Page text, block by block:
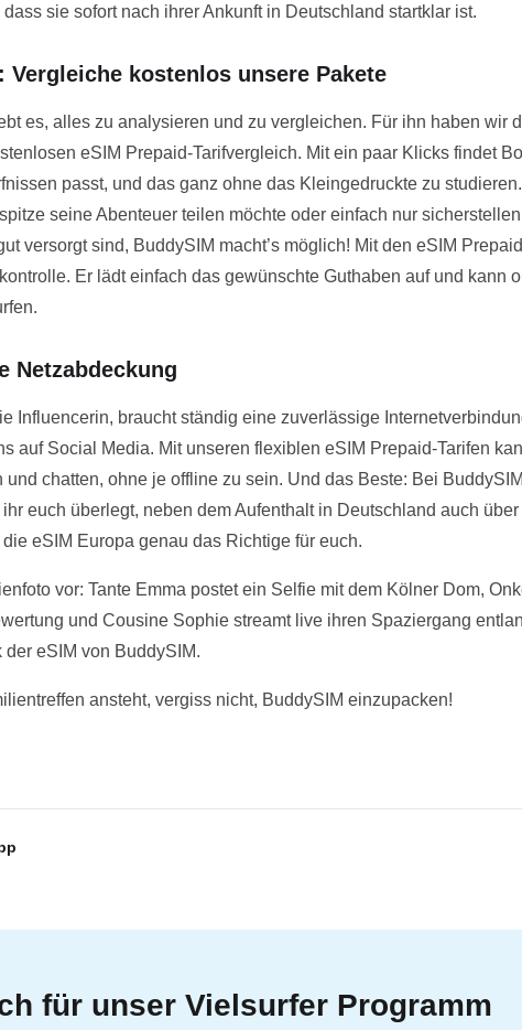
sie sofort nach ihrer Ankunft in Deutschland startklar ist.
Vergleiche kostenlos unsere Pakete
es, alles zu analysieren und zu vergleichen. Für ihn haben wir
eSIM Prepaid-Tarifvergleich. Mit ein paar Klicks findet
passt, und das ganz ohne das Kleingedruckte zu
seine Abenteuer teilen möchte oder einfach nur
versorgt sind, BuddySIM macht’s möglich! Mit den eSIM
Er lädt einfach das gewünschte Guthaben auf und kann
Netzabdeckung
Influencerin, braucht ständig eine zuverlässige
auf Social Media. Mit unseren flexiblen eSIM Prepaid-Tarifen
chatten, ohne je offline zu sein. Und das Beste: Bei
euch überlegt, neben dem Aufenthalt in Deutschland auch
eSIM Europa genau das Richtige für euch.
vor: Tante Emma postet ein Selfie mit dem Kölner Dom,
und Cousine Sophie streamt live ihren Spaziergang
eSIM von BuddySIM.
ansteht, vergiss nicht, BuddySIM einzupacken!
für unser Vielsurfer Programm